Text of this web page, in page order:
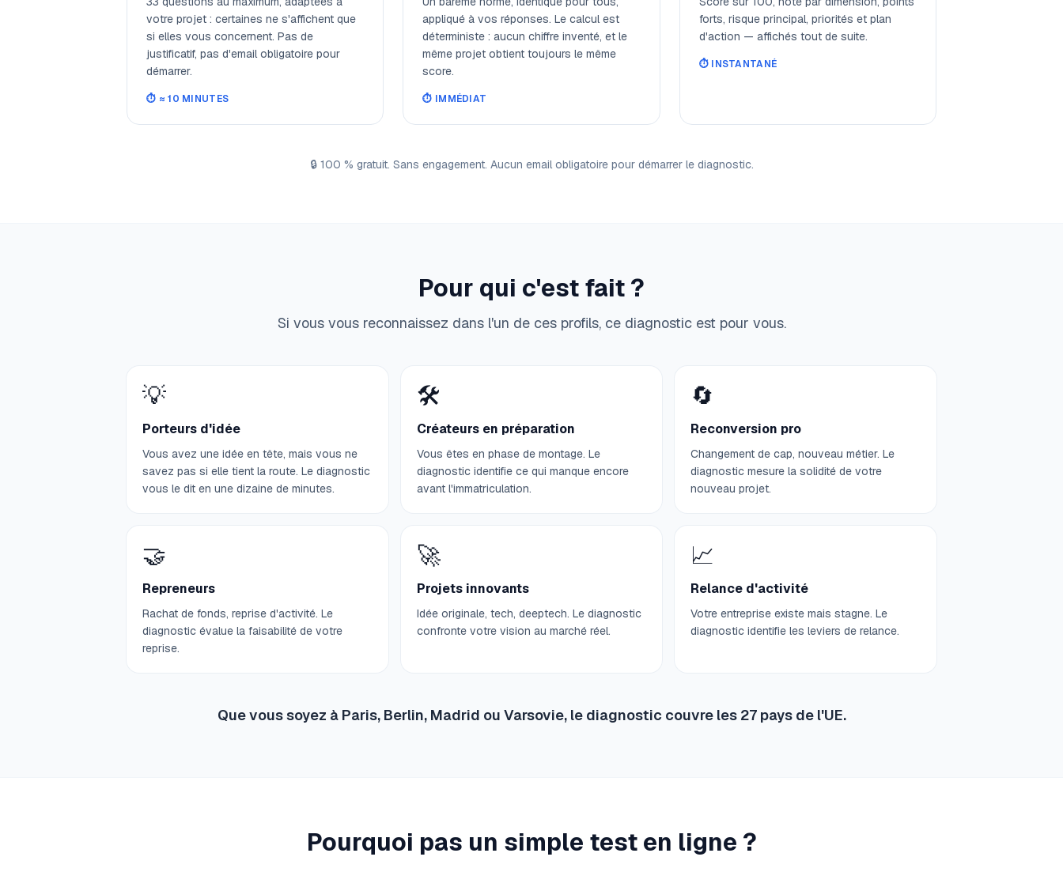
votre projet : certaines ne s'affichent que
si elles vous concernent. Pas de
justificatif, pas d'email obligatoire pour
démarrer.
⏱️ ≈ 10 MINUTES
appliqué à vos réponses. Le calcul est
déterministe : aucun chiffre inventé, et le
même projet obtient toujours le même
score.
⏱️ IMMÉDIAT
forts, risque principal, priorités et plan
d'action — affichés tout de suite.
⏱️ INSTANTANÉ
🔒 100 % gratuit. Sans engagement. Aucun email obligatoire pour démarrer le diagnostic.
Pour qui c'est fait ?
Si vous vous reconnaissez dans l'un de ces profils, ce diagnostic est pour vous.
💡
Porteurs d'idée
Vous avez une idée en tête, mais vous ne
savez pas si elle tient la route. Le diagnostic
vous le dit en une dizaine de minutes.
🛠️
Créateurs en préparation
Vous êtes en phase de montage. Le
diagnostic identifie ce qui manque encore
avant l'immatriculation.
🔄
Reconversion pro
Changement de cap, nouveau métier. Le
diagnostic mesure la solidité de votre
nouveau projet.
🤝
Repreneurs
Rachat de fonds, reprise d'activité. Le
diagnostic évalue la faisabilité de votre
reprise.
🚀
Projets innovants
Idée originale, tech, deeptech. Le diagnostic
confronte votre vision au marché réel.
📈
Relance d'activité
Votre entreprise existe mais stagne. Le
diagnostic identifie les leviers de relance.
Que vous soyez à Paris, Berlin, Madrid ou Varsovie, le diagnostic couvre les 27 pays de l'UE.
Pourquoi pas un simple test en ligne ?